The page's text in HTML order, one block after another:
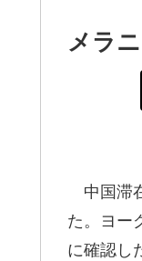
メラ
中国滞
た。ヨー
に確認し